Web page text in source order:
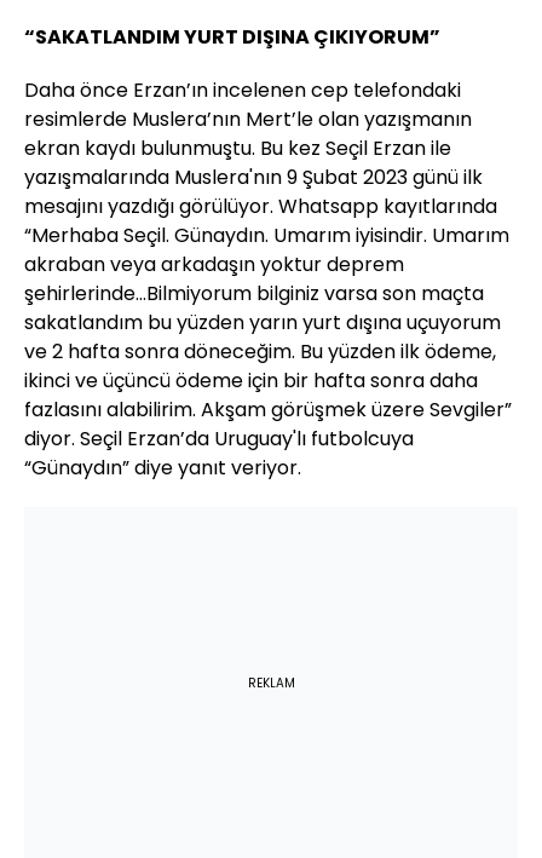
“SAKATLANDIM YURT DIŞINA ÇIKIYORUM”
Daha önce Erzan’ın incelenen cep telefondaki
resimlerde Muslera’nın Mert’le olan yazışmanın
ekran kaydı bulunmuştu. Bu kez Seçil Erzan ile
yazışmalarında Muslera'nın 9 Şubat 2023 günü ilk
mesajını yazdığı görülüyor. Whatsapp kayıtlarında
“Merhaba Seçil. Günaydın. Umarım iyisindir. Umarım
akraban veya arkadaşın yoktur deprem
şehirlerinde…Bilmiyorum bilginiz varsa son maçta
sakatlandım bu yüzden yarın yurt dışına uçuyorum
ve 2 hafta sonra döneceğim. Bu yüzden ilk ödeme,
ikinci ve üçüncü ödeme için bir hafta sonra daha
fazlasını alabilirim. Akşam görüşmek üzere Sevgiler”
diyor. Seçil Erzan’da Uruguay'lı futbolcuya
“Günaydın” diye yanıt veriyor.
REKLAM